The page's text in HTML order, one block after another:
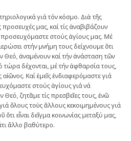
γιά τόν κόσμο. Διὰ τῆς
μας, καί τίς ἀναβιβάζουν
προσευχόμαστε στούς ἁγίους μας. Μέ
στήν μνήμη τους δείχνουμε ὅτι
Θεό, ἀναμένουν καί τήν ἀνάσταση τῶν
δέχονται, μέ τήν ἀφθαρσία τους,
Καί ἐμεῖς ἐνδιαφερόμαστε γιά
στούς ἁγίους γιά νά
ζητᾶμε τίς πρεσβεῖες τους, ἐνῶ
ὅλους τοὺς ἄλλους κεκοιμημένους γιά
ὅτι εἶναι δεῖγμα κοινωνίας μεταξύ μας,
ἄλλο βαθύτερο.